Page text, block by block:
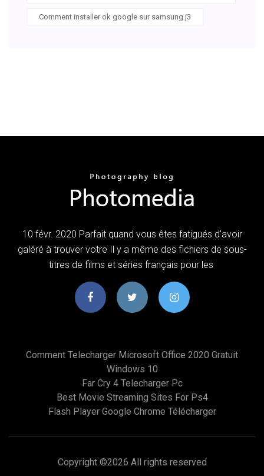
Comment installer ok google sur samsung j3
10 févr. 2020 Parfait quand vous êtes fatigués d'avoir
galéré à trouver votre Il y a même des fichiers de sous-
titres de films et séries français pour les
Comment Telecharger Microsoft Office 2020 Gratuit
Windows 10
Far Cry 4 Telecharger Pc
Best Movie Streaming Sites For Ps4
Flash Player Google Chrome Télécharger
Copyright ©2026 All rights reserved